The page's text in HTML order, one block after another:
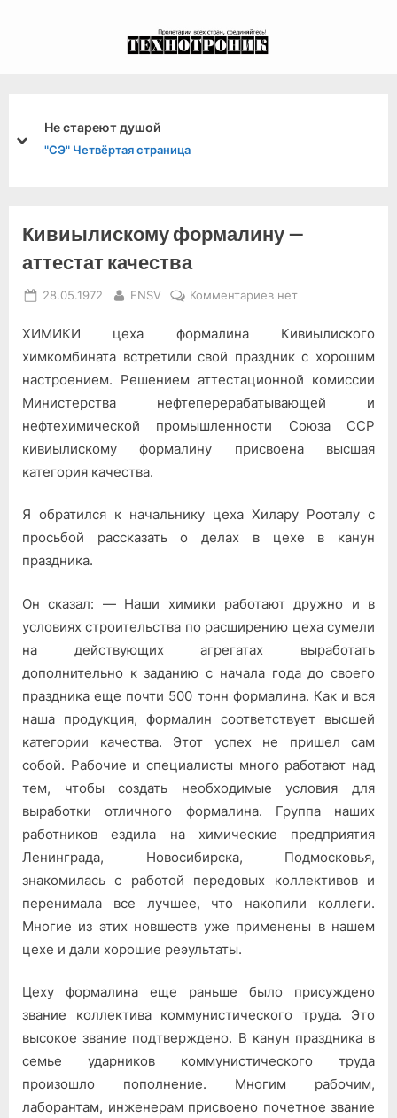
Куда делись врачи?
"ТД" Пульс планеты
prev
next
Кивиылискому формалину —
аттестат качества
Posted
28.05.1972 By
ENSV Комментариевк
Кивиылискому
формалину
качества
нет
ХИМИКИ цеха формалина Кивиылиского
химкомбината встретили свой праздник с хорошим
настроением. Решением аттестационной комиссии
Министерства нефтеперерабатывающей и
нефтехимической промышленности Союза ССР
кивиылискому формалину присвоена высшая
категория качества.
Я обратился к начальнику цеха Хилару Рооталу с
просьбой рассказать о делах в цехе в канун
праздника.
Он сказал: — Наши химики работают дружно и в
условиях строительства по расширению цеха сумели
на действующих агрегатах выработать
дополнительно к заданию с начала года до своего
праздника еще почти 500 тонн формалина. Как и вся
наша продукция, формалин соответствует высшей
категории качества. Этот успех не пришел сам
собой. Рабочие и специалисты много работают над
тем, чтобы создать необходимые условия для
выработки отличного формалина. Группа наших
работников ездила на химические предприятия
Ленинграда, Новосибирска, Подмосковья,
знакомилась с работой передовых коллективов и
перенимала все лучшее, что накопили коллеги.
Многие из этих новшеств уже применены в нашем
цехе и дали хорошие реэультаты.
Цеху формалина еще раньше было присуждено
звание коллектива коммунистического труда. Это
высокое звание подтверждено. В канун праздника в
семье ударников коммунистического труда
произошло пополнение. Многим рабочим,
лаборантам, инженерам присвоено почетное звание